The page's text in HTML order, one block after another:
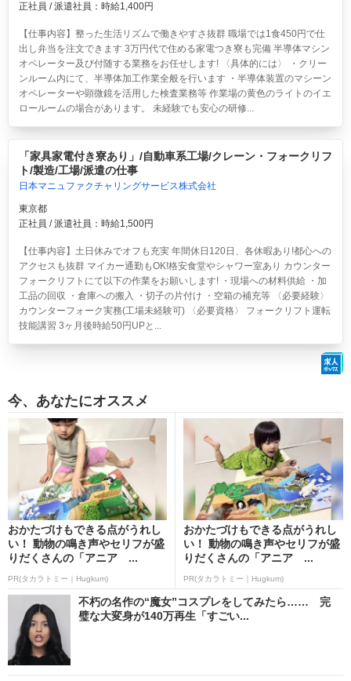
正社員 / 派遣社員：時給1,400円
【仕事内容】整った生活リズムで働きやすさ抜群 職場では1食450円で仕
出し弁当を注文できます 3万円代で住める家電つき寮も完備 半導体マシン
オペレーター及び付随する業務をお任せします! 〈具体的には〉 ・クリー
ンルーム内にて、半導体加工作業全般を行います ・半導体装置のマシーン
オペレーターや顕微鏡を活用した検査業務等 作業場の黄色のライトのイエ
ロールームの場合があります。 未経験でも安心の研修...
「家具家電付き寮あり」/自動車系工場/クレーン・フォークリフ
ト/製造/工場/派遣の仕事
日本マニュファクチャリングサービス株式会社
東京都
正社員 / 派遣社員：時給1,500円
【仕事内容】土日休みでオフも充実 年間休日120日、各休暇あり!都心への
アクセスも抜群 マイカー通勤もOK!格安食堂やシャワー室あり カウンター
フォークリフトにて以下の作業をお願いします! ・現場への材料供給 ・加
工品の回収 ・倉庫への搬入 ・切子の片付け ・空箱の補充等 〈必要経験〉
カウンターフォーク実務(工場未経験可) 〈必要資格〉 フォークリフト運転
技能講習 3ヶ月後時給50円UPと...
今、あなたにオススメ
おかたづけもできる点がうれし
い！ 動物の鳴き声やセリフが盛
りだくさんの「アニア ...
PR(タカラトミー｜Hugkum)
おかたづけもできる点がうれし
い！ 動物の鳴き声やセリフが盛
りだくさんの「アニア ...
PR(タカラトミー｜Hugkum)
不朽の名作の“魔女”コスプレをしてみたら…… 完
璧な大変身が140万再生「すごい...